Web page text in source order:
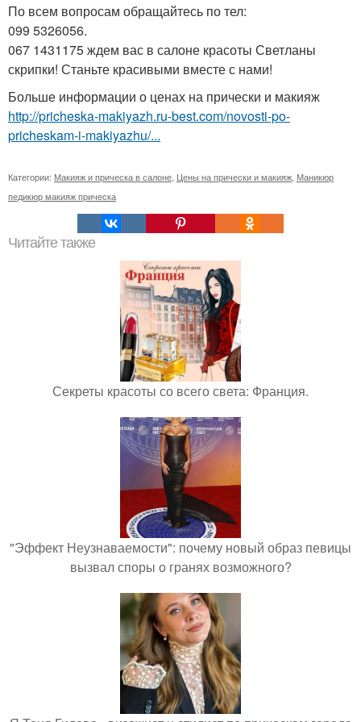
По всем вопросам обращайтесь по тел:
099 5326056.
067 1431175 ждем вас в салоне красоты Светланы
скрипки! Станьте красивыми вместе с нами!
Больше информации о ценах на прически и макияж
http://pricheska-makiyazh.ru-best.com/novosti-po-
pricheskam-i-makiyazhu/...
Категории: Макияж и прическа в салоне Цены на прически и макияж Маникюр
педикюр макияж прическа
Читайте также
Секреты красоты со всего света: Франция.
"Эффект Неузнаваемости": почему новый образ певицы
вызвал споры о гранях возможного?